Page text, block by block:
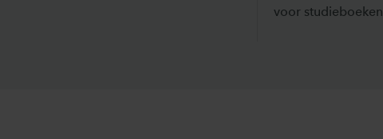
voor studieboeken